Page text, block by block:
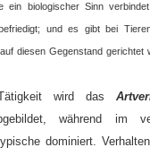
ein biologischer Sinn
und es gibt bei
diesen Gegenstand gerichtet
wird das
während im
dominiert.